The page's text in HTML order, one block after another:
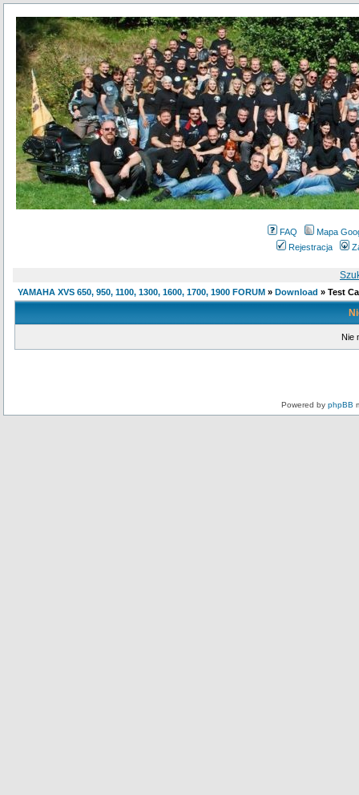
FAQ
Mapa
Rejestracja
YAMAHA XVS 650, 950, 1100, 1300, 1600, 1700, 1900 FORUM » Download » Test
Nie
Powered by phpBB